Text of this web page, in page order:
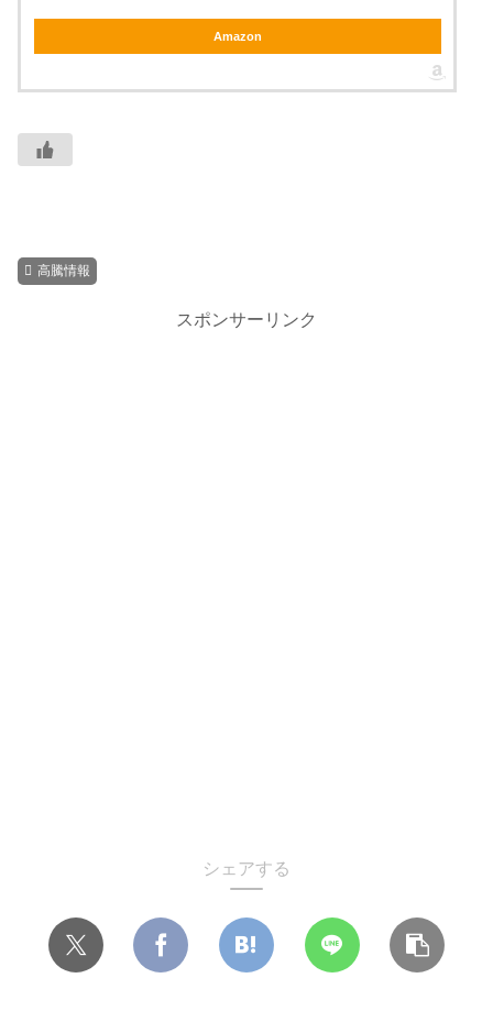
Amazon
高騰情報
スポンサーリンク
シェアする